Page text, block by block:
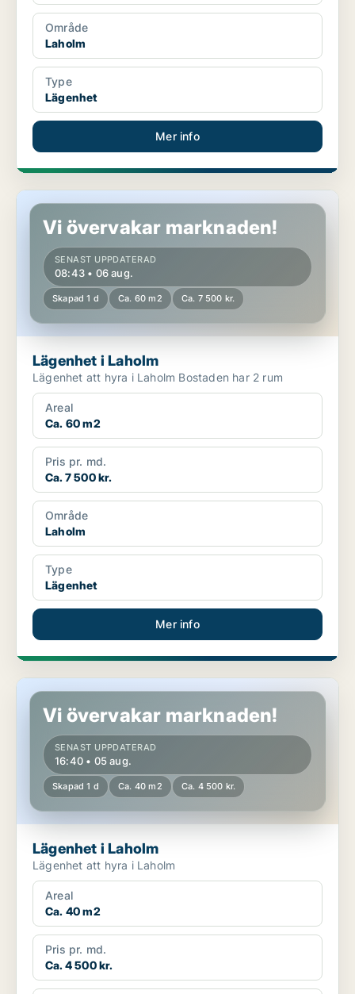
Område
Laholm
Type
Lägenhet
Mer info
Lägenhet i Laholm
Vi övervakar marknaden!
SENAST UPPDATERAD
08:43 • 06 aug.
Skapad 1 d Ca. 60 m2 Ca. 7 500 kr.
Lägenhet i Laholm
Lägenhet att hyra i Laholm Bostaden har 2 rum
Areal
Ca. 60 m2
Pris pr. md.
Ca. 7 500 kr.
Område
Laholm
Type
Lägenhet
Mer info
Lägenhet i Laholm
Vi övervakar marknaden!
SENAST UPPDATERAD
16:40 • 05 aug.
Skapad 1 d Ca. 40 m2 Ca. 4 500 kr.
Lägenhet i Laholm
Lägenhet att hyra i Laholm
Areal
Ca. 40 m2
Pris pr. md.
Ca. 4 500 kr.